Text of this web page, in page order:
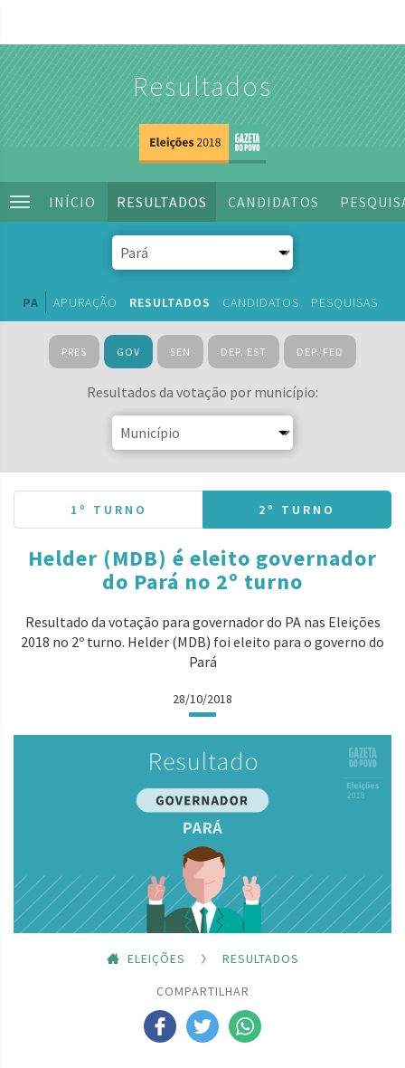
Resultados
INÍCIO RESULTADOS CANDIDATOS
PA APURAÇÃO RESULTADOS CANDIDATOS PESQUISAS
PRES GOV SEN DEP. EST DEP. FED
Resultados da votação por município:
1º TURNO 2º TURNO
Helder (MDB) é eleito governador
do Pará no 2º turno
Resultado da votação para governador do PA nas Eleições
2018 no 2º turno. Helder (MDB) foi eleito para o governo do
Pará
28/10/2018
ELEIÇÕES
RESULTADOS
COMPARTILHAR